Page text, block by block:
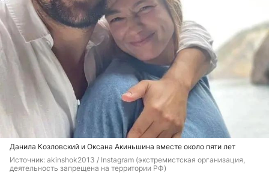
Данила Козловский и Оксана Акиньшина вместе около пяти лет
Источник: akinshok2013 / Instagram (экстремистская организация,
деятельность запрещена на территории РФ)